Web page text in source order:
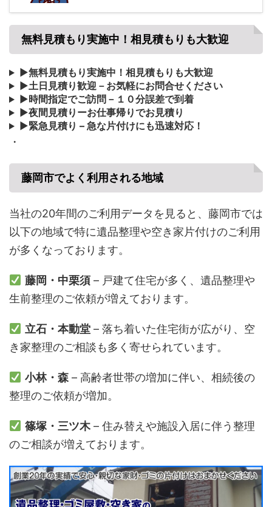
無料見積もり実施中！相見積もりも大歓迎
▶無料見積もり実施中！相見積もりも大歓迎
▶土日見積り歓迎－お気軽にお問合せください
▶時間指定でご訪問－１０分誤差で到着
▶夜間見積りーお仕事帰りでお見積り
▶緊急見積り – 急な片付けにも迅速対応！
・
藤岡市でよく利用される地域
当社の20年間のご利用データを見ると、藤岡市では
以下の地域で特に遺品整理や空き家片付けのご利用
が多くなっております。
藤岡・中栗須– 戸建て住宅が多く、遺品整理や
生前整理のご依頼が増えております。
立石・本動堂– 落ち着いた住宅街が広がり、空
き家整理のご相談も多く寄せられています。
小林・森– 高齢者世帯の増加に伴い、相続後の
整理のご依頼が増加。
篠塚・三ツ木– 住み替えや施設入居に伴う整理
のご相談が増えております。